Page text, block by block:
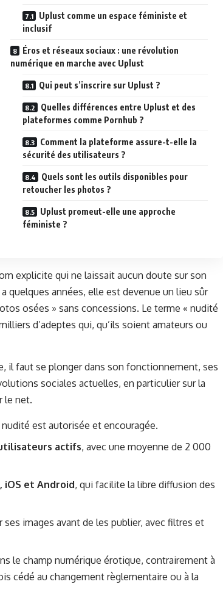
Uplust comme un espace féministe et
inclusif
Éros et réseaux sociaux : une révolution
numérique en marche avec Uplust
Qui peut s’inscrire sur Uplust ?
Quelles différences entre Uplust et des
plateformes comme Pornhub ?
Comment la plateforme assure-t-elle la
sécurité des utilisateurs ?
Quels sont les outils disponibles pour
retoucher les photos ?
Uplust promeut-elle une approche
féministe ?
explicite qui ne laissait aucun doute sur son
quelques années, elle est devenue un lieu sûr
osées » sans concessions. Le terme « nudité
d’adeptes qui, qu’ils soient amateurs ou
il faut se plonger dans son fonctionnement, ses
sociales actuelles, en particulier sur la
le net.
nudité est autorisée et encouragée.
actifs, avec une moyenne de 2 000
iOS et Android, qui facilite la libre diffusion des
ses images avant de les publier, avec filtres et
le champ numérique érotique, contrairement à
cédé au changement règlementaire ou à la